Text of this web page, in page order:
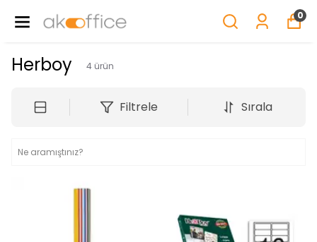
0
Herboy 4 ürün
Filtrele Sırala